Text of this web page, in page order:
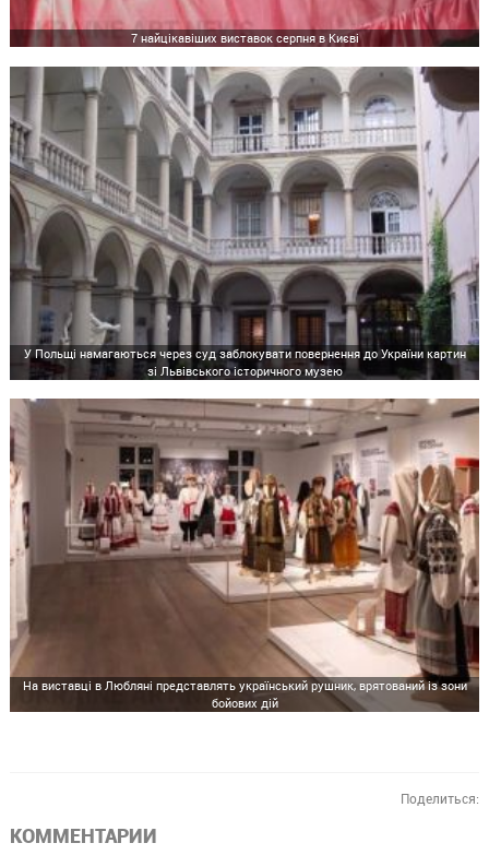
7 найцікавіших виставок серпня в Києві
У Польщі намагаються через суд заблокувати повернення до України картин
зі Львівського історичного музею
На виставці в Любляні представлять український рушник, врятований із зони
бойових дій
Поделиться:
КОММЕНТАРИИ